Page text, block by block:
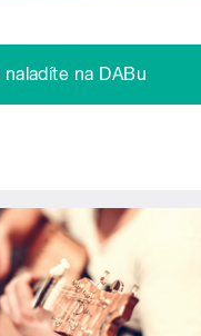
naladíte na DABu